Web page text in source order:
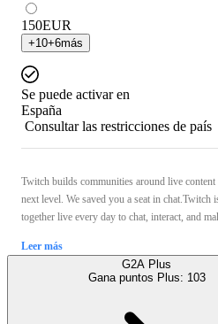
150EUR
+10+6más
Se puede activar en
España
Consultar las restricciones de país
Twitch builds communities around live
next level. We saved you a seat in
together live every day to chat, interact, and
Leer más
G2A Plus
Gana puntos Plus: 103